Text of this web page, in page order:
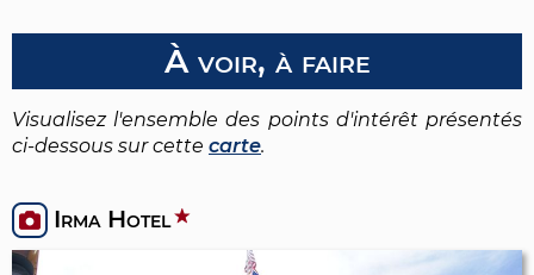
À voir, à faire
Visualisez l'ensemble des points d'intérêt présentés
ci-dessous sur cette carte.
Irma Hotel